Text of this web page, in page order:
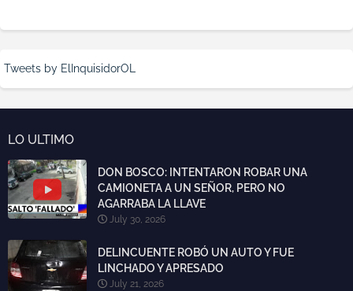
Tweets by ElInquisidorOL
LO ULTIMO
DON BOSCO: INTENTARON ROBAR UNA
CAMIONETA A UN SEÑOR, PERO NO
AGARRABA LA LLAVE
July 30, 2026
DELINCUENTE ROBÓ UN AUTO Y FUE
LINCHADO Y APRESADO
July 21, 2026